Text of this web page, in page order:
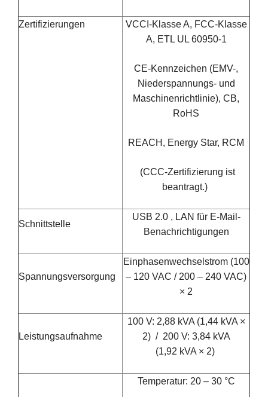
Zertifizierungen
VCCI-Klasse A, FCC-Klasse
A, ETL UL 60950-1
CE-Kennzeichen (EMV-,
Niederspannungs- und
Maschinenrichtlinie), CB,
RoHS
REACH, Energy Star, RCM
(CCC-Zertifizierung ist
beantragt.)
Schnittstelle
USB 2.0 , LAN für E-Mail-
Benachrichtigungen
Spannungsversorgung
Einphasenwechselstrom (100
– 120 VAC / 200 – 240 VAC)
× 2
Leistungsaufnahme
100 V: 2,88 kVA (1,44 kVA ×
2) / 200 V: 3,84 kVA
(1,92 kVA × 2)
Temperatur: 20 – 30 °C